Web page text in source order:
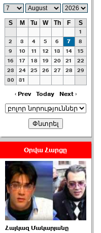
ՀԱՅԱՊԱՀՊԱՆՈՒԹԻՒՆ՝
ՀԱՒԱՏՔԻ ԵՒ
ԿՐԹՈՒԹԵԱՆ
ՃԱՆԱՊԱՐՀՈՎ ›››
2026-07-06 06:50:00
Ամենաշատը էսօրվանից
էի վախենում.Նիկոլայ
Եղիազարյան ›››
2026-07-05 23:19:00
S M Tu W Th F S
1
2
3 4 5 6 7
8
9
10 11 12 13 14
15
16
17 18 19 20 21
22
23
24 25 26 27 28
29
30
31
‹ Prev Today Next ›
Օրվա Հարցը
Հայկազ Մակարյանը